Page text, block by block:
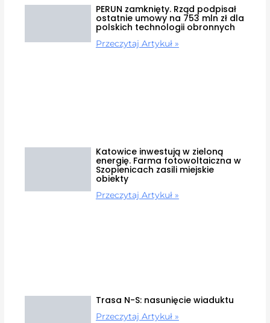
PERUN zamknięty. Rząd podpisał
ostatnie umowy na 753 mln zł dla
polskich technologii obronnych
Przeczytaj Artykuł »
Katowice inwestują w zieloną
energię. Farma fotowoltaiczna w
Szopienicach zasili miejskie
obiekty
Przeczytaj Artykuł »
Trasa N-S: nasunięcie wiaduktu
Przeczytaj Artykuł »